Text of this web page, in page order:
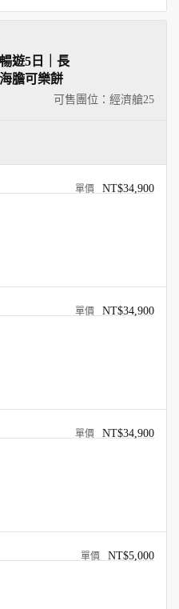
可售團位：經濟艙25
遊5日｜長
膽可樂餅
NT$34,900
NT$34,900
NT$34,900
NT$5,000